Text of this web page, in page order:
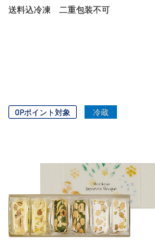
送料込冷凍 二重包装不可
OPポイント対象 冷蔵